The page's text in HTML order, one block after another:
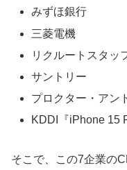
みずほ銀行
三菱電機
リクルートスタッ
サントリー
プロクター・アン
KDDI『iPhone 15
そこで、この7企業の